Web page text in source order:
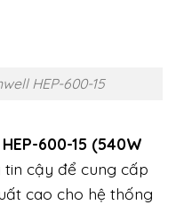
HEP-600-15
600-15 (540W
tin cậy để cung cấp
cao cho hệ thống